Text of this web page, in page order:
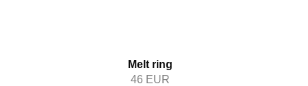
Melt ring
46 EUR